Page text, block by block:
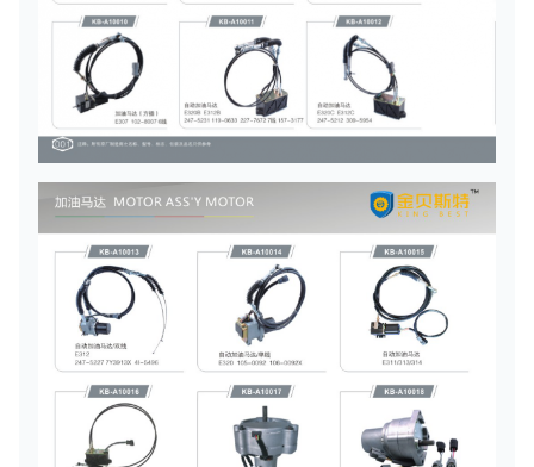
04205-
10622
دبوس
0.006
11612
دبوس كوتر
0.001
كجم.
26
203-06-
56570
[1] فرقة 0.01 كجم
08036-
01014
CLIP
0.013
كجم
01010-
51020
0.161
كجم.